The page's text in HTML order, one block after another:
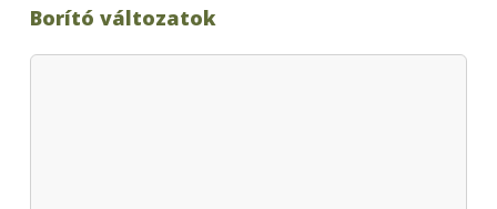
Borító változatok